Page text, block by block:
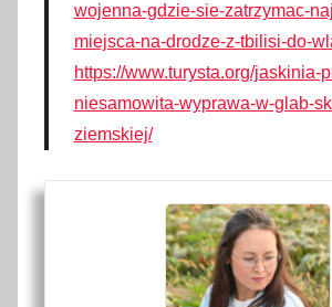
wojenna-gdzie-sie-zatrzymac-
miejsca-na-drodze-z-tbilisi-do-
https://www.turysta.org/jaskinia-
niesamowita-wyprawa-w-glab-
ziemskiej/